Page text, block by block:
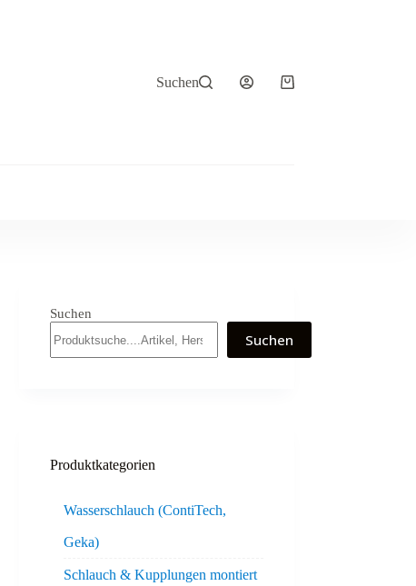
Suchen Warenkorb
Suchen
Suchen
Produktkategorien
Wasserschlauch (ContiTech,
Geka)
Schlauch & Kupplungen montiert